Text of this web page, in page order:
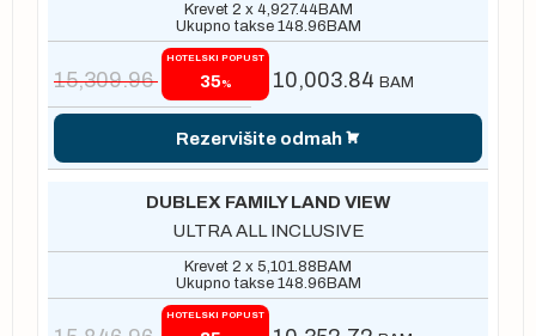
Krevet 2 x 4,927.44BAM
Ukupno takse 148.96 BAM
15,309.96
HOTELSKI POPUST
35% 10,003.84 BAM
Rezervišite odmah
DUBLEX FAMILY LAND VIEW
ULTRA ALL INCLUSIVE
Krevet 2 x 5,101.88 BAM
Ukupno takse 148.96 BAM
HOTELSKI POPUST